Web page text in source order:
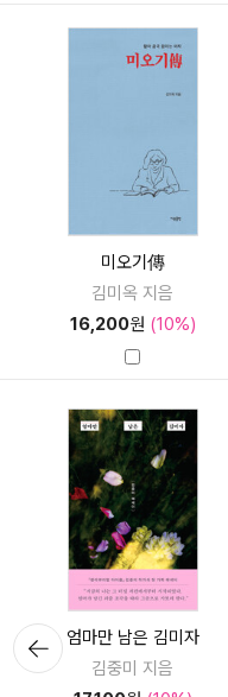
미오기傳
김미옥 지음
16,200원 (10%)
엄마만 남은 김미자
김중미 지음
뒤로가
기